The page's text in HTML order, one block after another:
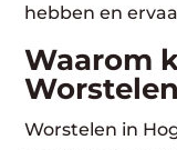
hebben en
Waarom
Worstelen in